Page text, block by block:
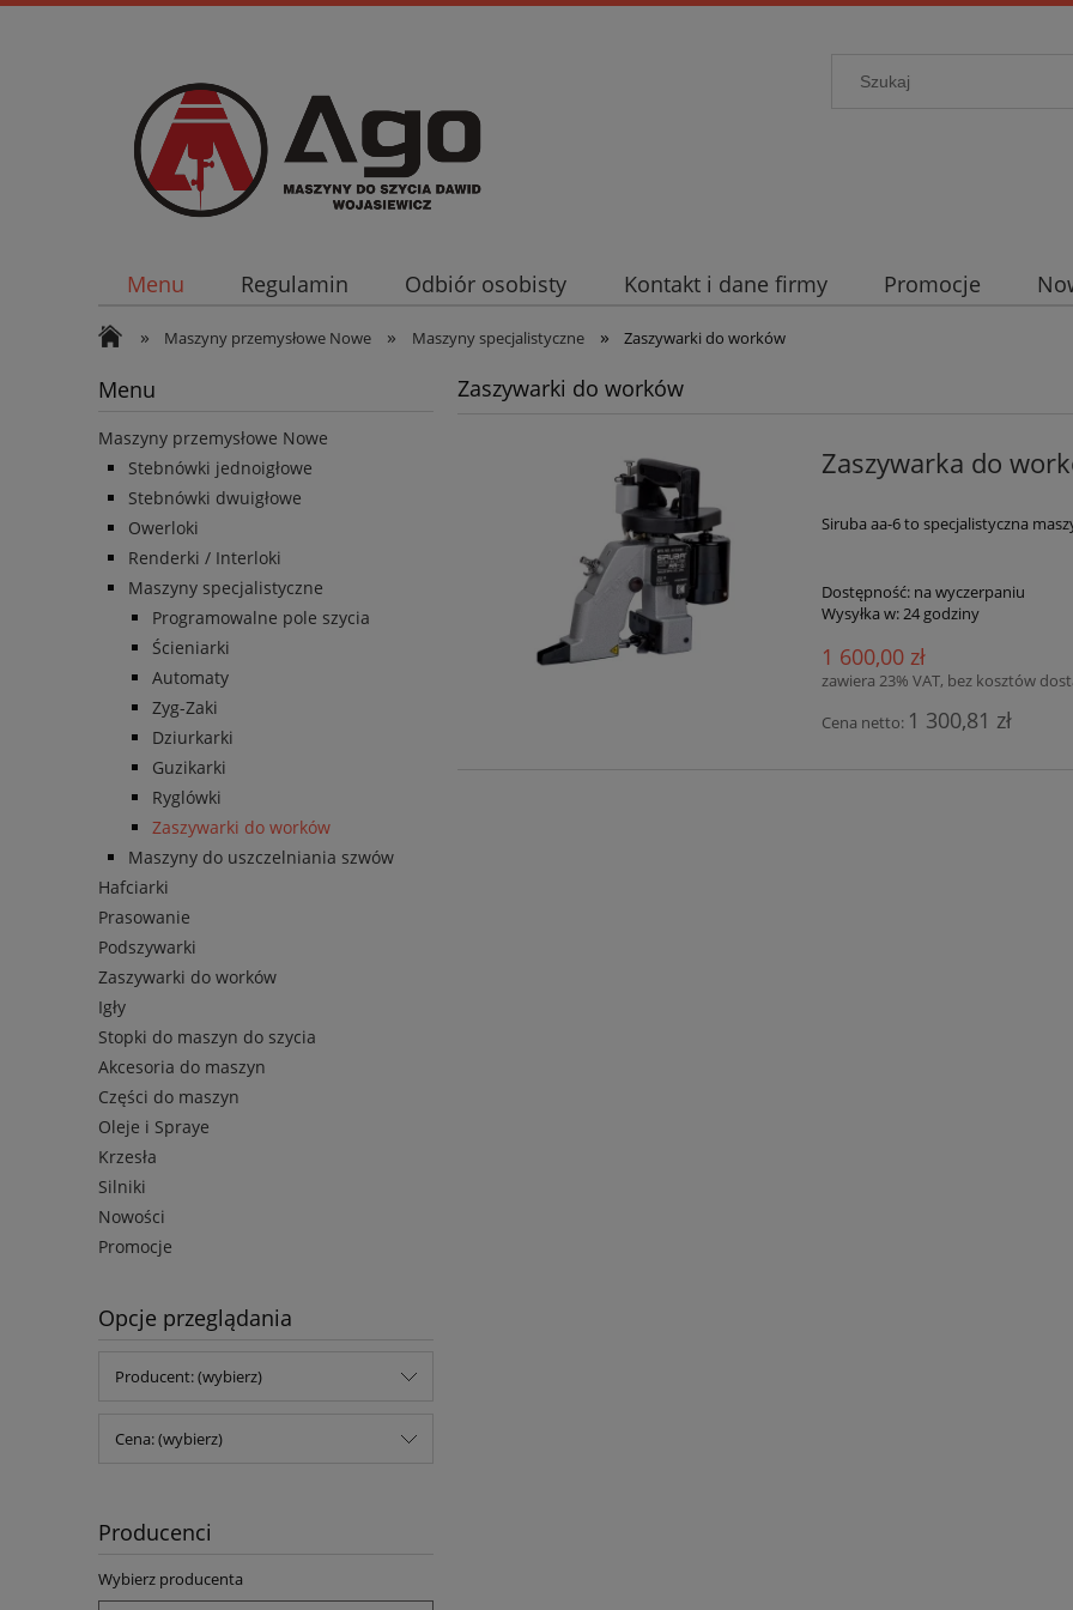
Menu Regulamin Odbiór osobisty Kontakt i dane firmy Promocje
» Maszyny przemysłowe Nowe » Maszyny specjalistyczne » Zaszywarki do worków
Menu
Maszyny przemysłowe Nowe
Stebnówki jednoigłowe
Stebnówki dwuigłowe
Owerloki
Renderki / Interloki
Maszyny specjalistyczne
Programowalne pole szycia
Ścieniarki
Automaty
Zyg-Zaki
Dziurkarki
Guzikarki
Ryglówki
Zaszywarki do worków
Maszyny do uszczelniania szwów
Hafciarki
Prasowanie
Podszywarki
Zaszywarki do worków
Igły
Stopki do maszyn do szycia
Akcesoria do maszyn
Części do maszyn
Oleje i Spraye
Krzesła
Silniki
Nowości
Promocje
Opcje przeglądania
Producent: (wybierz)
Cena: (wybierz)
Producenci
Wybierz producenta
Zaszywarki do worków
Zaszywarka do
Siruba aa-6 to specjalistyczna
Dostępność: na wyczerpaniu
Wysyłka w:24 godziny
1 600,00 zł
zawiera 23% VAT, bez kosztów
Cena netto: 1 300,81 zł